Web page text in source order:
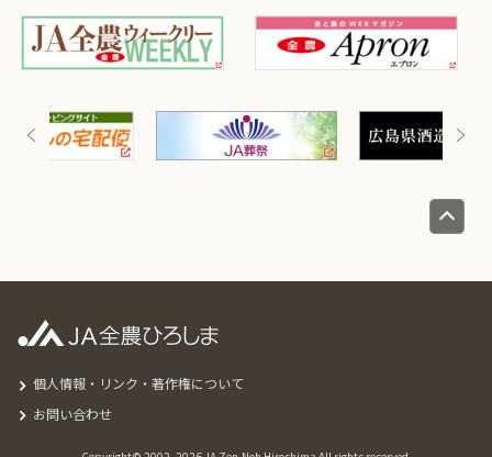
個人情報・リンク・著作権について
お問い合わせ